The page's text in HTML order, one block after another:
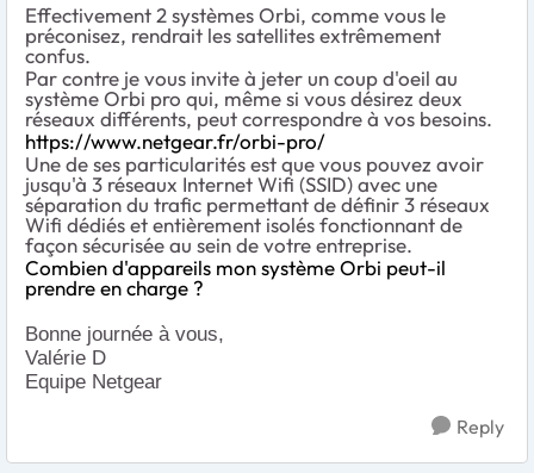
Effectivement 2 systèmes Orbi, comme vous le
préconisez, rendrait les satellites extrêmement
confus.
Par contre je vous invite à jeter un coup d'oeil au
système Orbi pro qui, même si vous désirez deux
réseaux différents, peut correspondre à vos besoins.
https://www.netgear.fr/orbi-pro/
Une de ses particularités est que vous pouvez avoir
jusqu'à 3 réseaux Internet Wifi (SSID) avec une
séparation du trafic permettant de définir 3 réseaux
Wifi dédiés et entièrement isolés fonctionnant de
façon sécurisée au sein de votre entreprise.
Combien d'appareils mon système Orbi peut-il
prendre en charge ?
Bonne journée à vous,
Valérie D
Equipe Netgear
Reply